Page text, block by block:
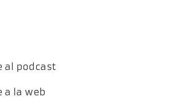
al podcast
a la web